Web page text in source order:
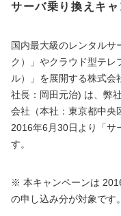
サーバ乗り換えキ
国内最大級のレンタルサ
ク）」やクラウド型テレ
ル）」を展開する株式
社長：岡田元治) は、弊
会社（本社：東京都中央
2016年6月30日より「サ
す。
※ 本キャンペーンは
の申し込み分が対象です。